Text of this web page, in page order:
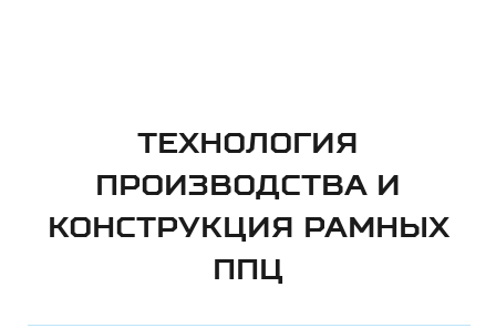
ТЕХНОЛОГИЯ
ПРОИЗВОДСТВА И
КОНСТРУКЦИЯ РАМНЫХ
ППЦ